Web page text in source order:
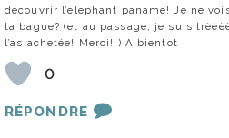
découvrir l’elephant paname! Je ne
ta bague? (et au passage, je suis
l’as achetée! Merci!!) A bientot
0
RÉPONDRE